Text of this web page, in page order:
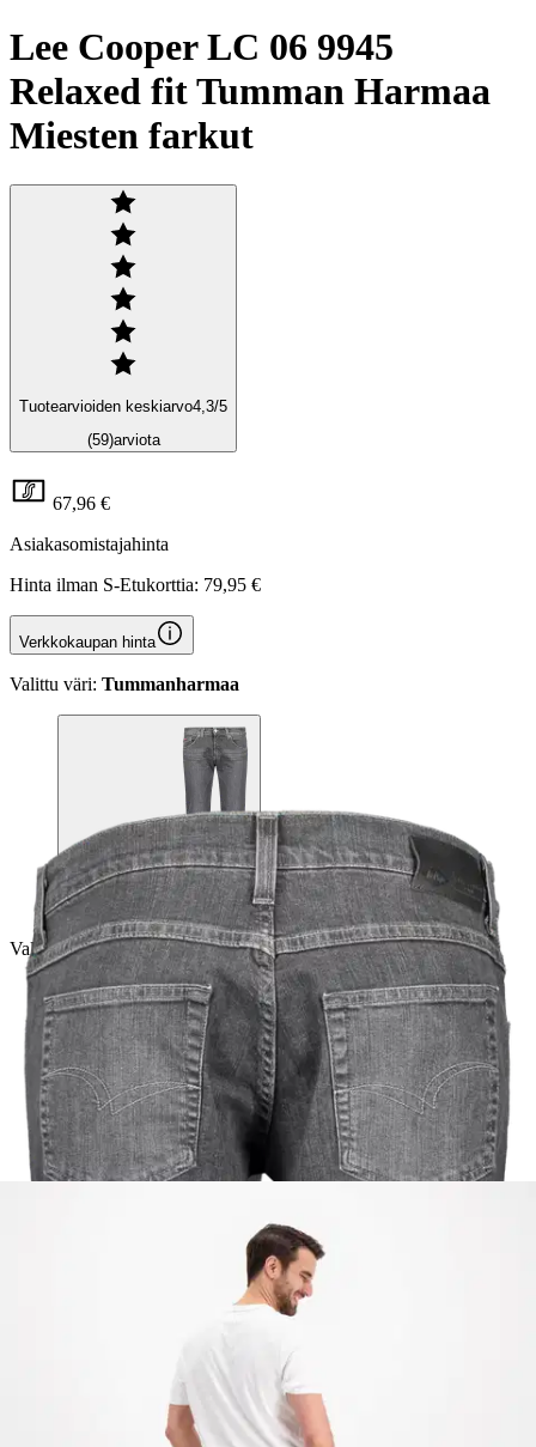
Lee Cooper LC 06 9945
Relaxed fit Tumman Harmaa
Miesten farkut
Tuotearvioiden keskiarvo4,3/5
(59)arviota
67,96 €
Asiakasomistajahinta
Hinta ilman S-Etukorttia: 79,95 €
Verkkokaupan hinta
Valittu väri: Tummanharmaa
Tummanharmaa
Valittu koko:Valitse koko
W30L30
W31L30
W32L30
W33L30
W34L30
W35L30
W36L30
W38L30
Kotiin tai noutopisteeseen
Lee Cooper miesten kokotaulukko